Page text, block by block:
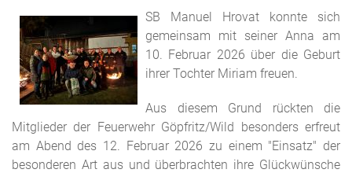
SB Manuel Hrovat konnte sich
gemeinsam mit seiner Anna am
10. Februar 2026 über die Geburt
ihrer Tochter Miriam freuen.
Aus diesem Grund rückten die
Mitglieder der Feuerwehr Göpfritz/Wild besonders erfreut
am Abend des 12. Februar 2026 zu einem "Einsatz" der
besonderen Art aus und überbrachten ihre Glückwünsche